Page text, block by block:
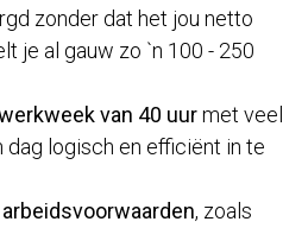
zonder dat het jou netto
je al gauw zo `n 100 - 250
van 40 uurmet veel
dag logisch en efficiënt in te
, zoals